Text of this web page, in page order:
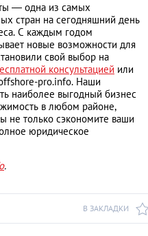
— одна из самых
стран на сегодняшний день
С каждым годом
новые возможности для
свой выбор на
консультацией или
pro.info. Наши
наиболее выгодный бизнес
в любом районе,
не только сэкономите ваши
юридическое
.
В ЗАКЛАДКИ